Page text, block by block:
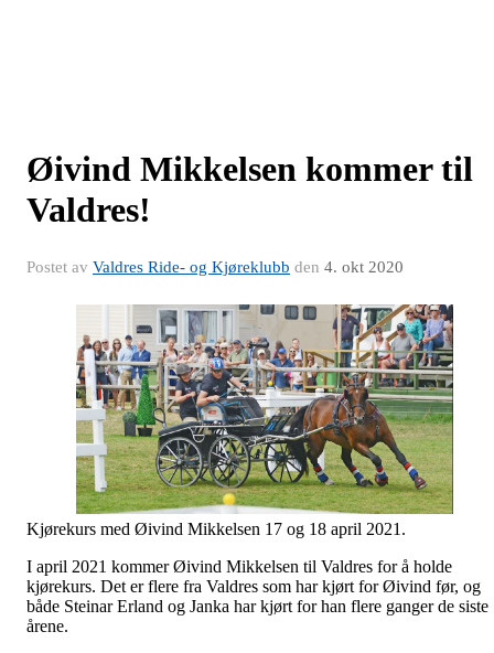
Øivind Mikkelsen kommer til
Valdres!
Postet av Valdres Ride- og Kjøreklubb den 4. okt 2020
Kjørekurs med Øivind Mikkelsen 17 og 18 april 2021.
I april 2021 kommer Øivind Mikkelsen til Valdres for å holde
kjørekurs. Det er flere fra Valdres som har kjørt for Øivind før, og
både Steinar Erland og Janka har kjørt for han flere ganger de siste
årene.